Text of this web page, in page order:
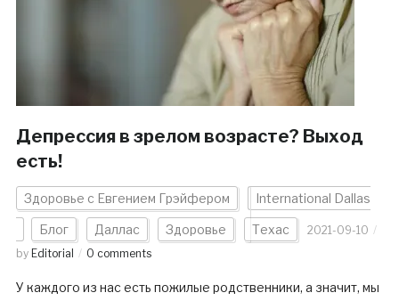
Депрессия в зрелом возрасте? Выход
есть!
Здоровье с Евгением Грэйфером International Dallas
Блог Даллас Здоровье Техас
2021-09-10
by Editorial 0 comments
У каждого из нас есть пожилые родственники, а значит, мы